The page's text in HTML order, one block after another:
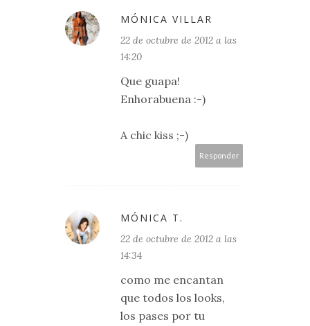
MÓNICA VILLAR
22 de octubre de 2012 a las
14:20
Que guapa!
Enhorabuena :-)
A chic kiss ;-)
Responder
MÓNICA T.
22 de octubre de 2012 a las
14:34
como me encantan
que todos los looks,
los pases por tu